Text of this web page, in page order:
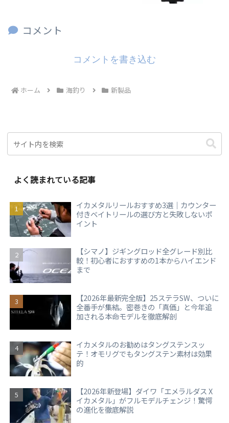
コメント
コメントを書き込む
ホーム 海釣り 新製品
よく読まれている記事
イカメタルリールおすすめ3選｜カウンター
付きベイトリールの選び方と失敗しないポ
イント
【シマノ】ジギングロッド全グレード別比
較！初心者におすすめの1本からハイエンド
まで
【2026年最新完全版】25ステラSW、ついに
全番手が集結。密巻きの「真価」と今年追
加される本命モデルを徹底解剖
イカメタルのお勧めはタングステンスッ
テ！オモリグでもタングステン素材は効果
的
【2026年新登場】ダイワ「エメラルダス X
イカメタル」がフルモデルチェンジ！驚愕
の進化を徹底解説